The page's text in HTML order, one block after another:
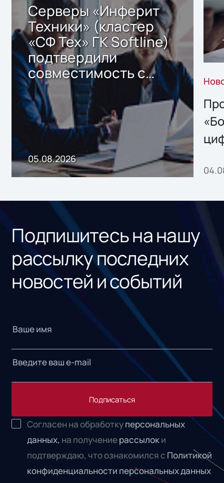
Серверы «Инферит
Техники» (кластер
«СФ Тех» ГК Softline)
подтвердили
совместимость с
решением Sharx
Storage 2.x для
хранения данных
05.08.2026
Подпишитесь на нашу
рассылку последних
новостей и событий
Подписаться
Согласен на обработкуперсональных
данных, на получениерассылоки
подтверждаю, что ознакомился с Политикой
конфиденциальности персональных данных